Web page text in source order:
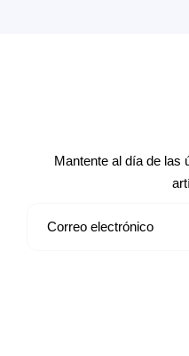
Mantente al día de las